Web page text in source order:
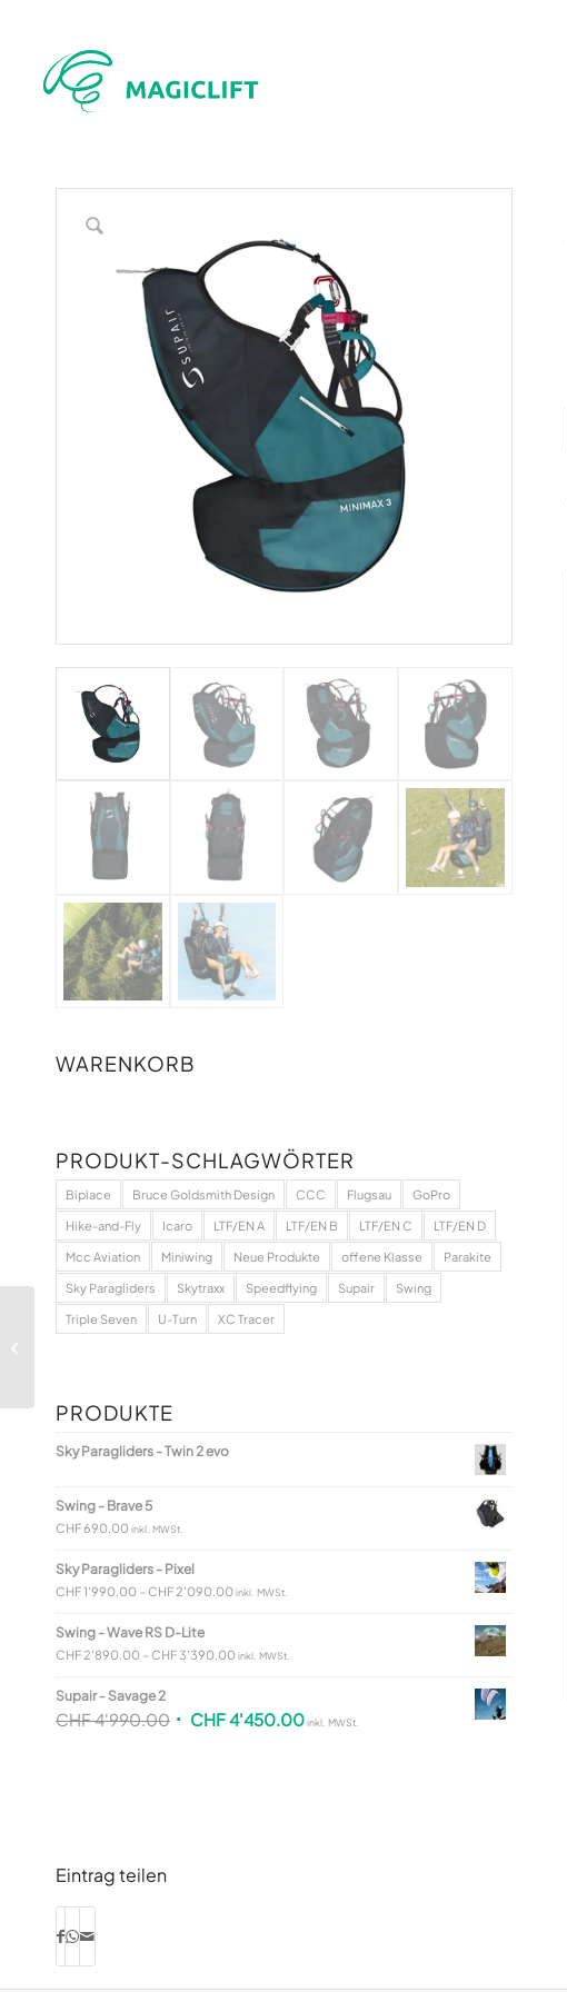
WARENKORB
PRODUKT-SCHLAGWÖRTER
Biplace Bruce Goldsmith Design CCC Flugsau GoPro
Hike-and-Fly Icaro LTF/EN A LTF/EN B LTF/EN C LTF/EN D
Mcc Aviation Miniwing Neue Produkte offene Klasse Parakite
Sky Paragliders Skytraxx Speedflying Supair Swing
Triple Seven U-Turn XC Tracer
PRODUKTE
Sky Paragliders - Twin 2 evo
Swing - Brave 5
CHF690.00 inkl. MWSt.
Sky Paragliders - Pixel
CHF1'990.00 – CHF2'090.00 inkl. MWSt.
Swing - Wave RS D-Lite
CHF2'890.00 – CHF3'390.00 inkl. MWSt.
Supair - Savage 2
CHF4'990.00 CHF4'450.00 inkl. MWSt.
Eintrag teilen